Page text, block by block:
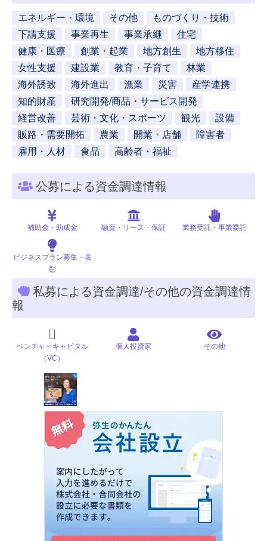
エネルギー・環境 その他
ものづくり・技術
下請支援
事業再生 事業承継
住宅
健康・医療
創業・起業 地方創生
地方移住
女性支援
建設業 教育・子育て
林業
海外誘致
海外進出 漁業 災害
産学連携
知的財産
研究開発/商品・サービス開発
経営改善
芸術・文化・スポーツ 観光
設備
販路・需要開拓
農業 開業・店舗
障害者
雇用・人材
食品 高齢者・福祉
公募による資金調達情報
補助金・助成金 融資・リース・保証 業務受託・事業委託
ビジネスプラン募集・表
彰
私募による資金調達/その他の資金調達情
報
ベンチャーキャピタル
（VC）
個人投資家 その他